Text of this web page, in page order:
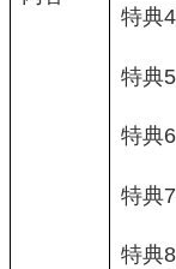
特典
特典
特典
特典
特典